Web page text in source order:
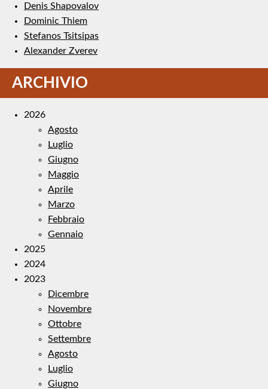
Denis Shapovalov
Dominic Thiem
Stefanos Tsitsipas
Alexander Zverev
ARCHIVIO
2026
Agosto
Luglio
Giugno
Maggio
Aprile
Marzo
Febbraio
Gennaio
2025
2024
2023
Dicembre
Novembre
Ottobre
Settembre
Agosto
Luglio
Giugno